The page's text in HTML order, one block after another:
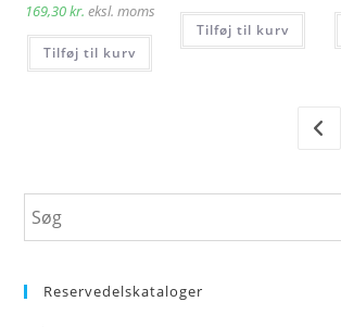
169,30kr. eksl. moms
Tilføj til kurv
Tilføj til kurv
Reservedelskataloger